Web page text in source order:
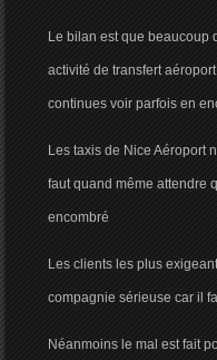
Le bilan est que beaucoup
activité de transfert
continues voir parfois en
Les taxis de Nice Aéroport
faut quand même attendre
encombré
Les clients les plus
compagnie sérieuse car il
Néanmoins le mal est fait